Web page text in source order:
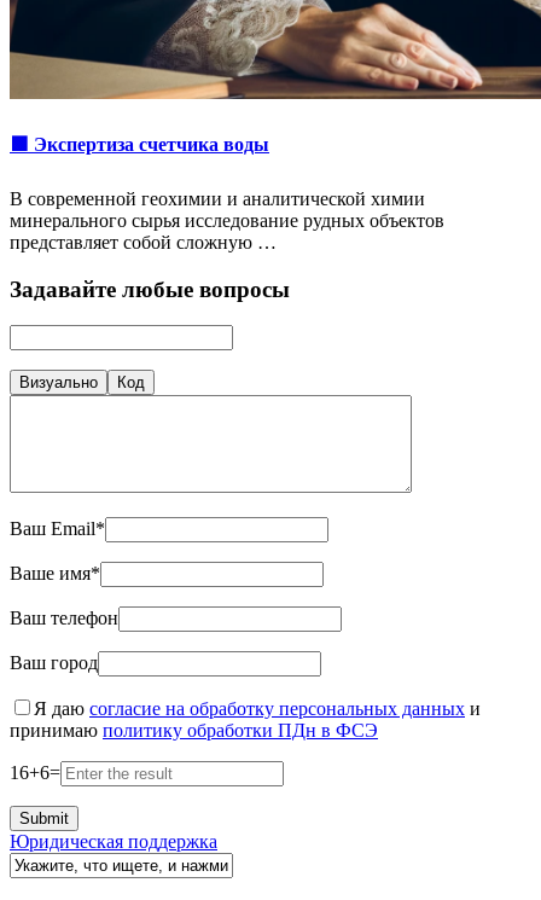
🟩 Экспертиза счетчика воды
В современной геохимии и аналитической химии
минерального сырья исследование рудных объектов
представляет собой сложную …
Задавайте любые вопросы
Визуально Код
Ваш Email*
Ваше имя*
Ваш телефон
Ваш город
Я даю согласие на обработку персональных данных и
принимаю политику обработки ПДн в ФСЭ
16+6=
Юридическая поддержка